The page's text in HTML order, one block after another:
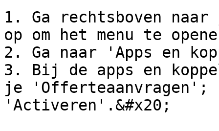
1. Ga rechtsboven
op om het menu te
2. Ga naar 'Apps en
3. Bij de apps en
je 'Offerteaanvragen';
'Activeren'.&#x20;